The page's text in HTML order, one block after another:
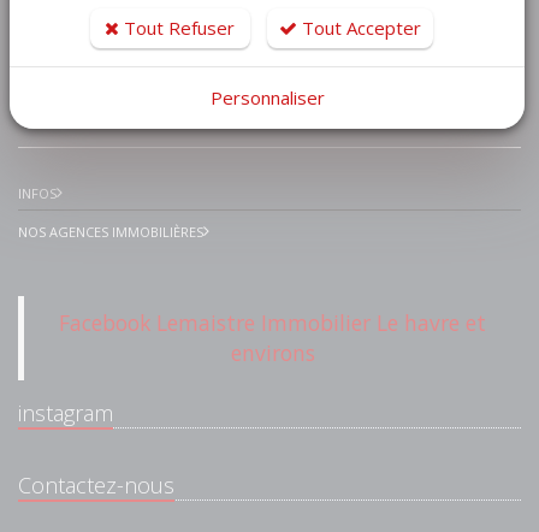
VENTE IMMEUBLE
INFOS
NOS AGENCES IMMOBILIÈRES
Facebook Lemaistre Immobilier Le havre et
environs
instagram
Contactez-nous
Tout Refuser Tout Accepter
Personnaliser